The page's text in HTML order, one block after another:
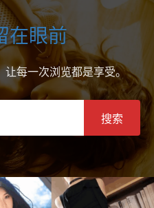
在眼前
让每一次浏览都是享受。
搜索